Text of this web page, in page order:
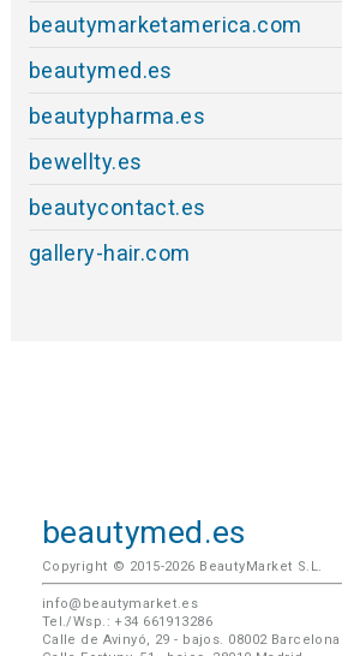
beautymarketamerica.com
beautymed.es
beautypharma.es
bewellty.es
beautycontact.es
gallery-hair.com
beautymed.es
Copyright © 2015-2026 BeautyMarket S.L.
info@beautymarket.es
Tel./Wsp.: +34 661913286
Calle de Avinyó, 29 - bajos. 08002 Barcelona